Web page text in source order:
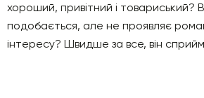
хороший, привітний і товариський?
подобається, але не проявляє
інтересу? Швидше за все, він